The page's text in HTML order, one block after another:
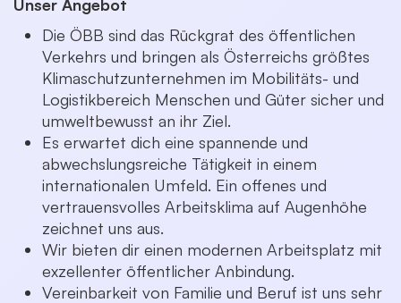
Unser Angebot
Die ÖBB sind das Rückgrat des öffentlichen
Verkehrs und bringen als Österreichs größtes
Klimaschutzunternehmen im Mobilitäts- und
Logistikbereich Menschen und Güter sicher und
umweltbewusst an ihr Ziel.
Es erwartet dich eine spannende und
abwechslungsreiche Tätigkeit in einem
internationalen Umfeld. Ein offenes und
vertrauensvolles Arbeitsklima auf Augenhöhe
zeichnet uns aus.
Wir bieten dir einen modernen Arbeitsplatz mit
exzellenter öffentlicher Anbindung.
Vereinbarkeit von Familie und Beruf ist uns sehr